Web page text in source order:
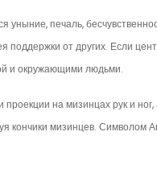
уныние, печаль,
поддержки от других. Если
и окружающими людьми.
на мизинцах рук и
кон­чики мизинцев.